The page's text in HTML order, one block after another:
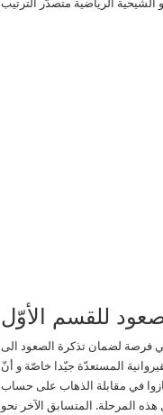
متصدّر الترتيب الى القيروان يوم السبت 23 أفريل في فرصة لضمان تذكرة الصعود الى
المستعدّة جيّدا خاصّة و أنّ
في مقابلة الذهاب على حساب
صفاقس خلال هذه المرحلة. المتسابق الآخر نحو